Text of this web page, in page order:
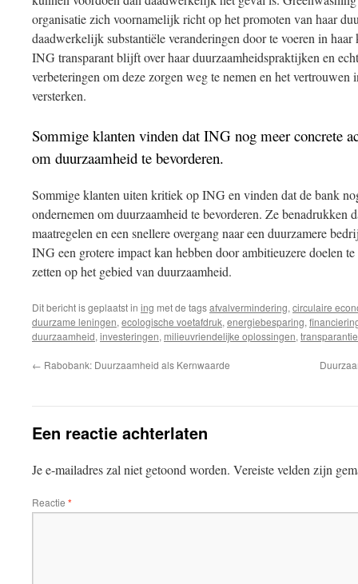
organisatie zich voornamelijk richt op het promoten van haar
daadwerkelijk substantiële veranderingen door te voeren in
ING transparant blijft over haar duurzaamheidspraktijken en
verbeteringen om deze zorgen weg te nemen en het vertrouwen
versterken.
Sommige klanten vinden dat ING nog meer concrete
om duurzaamheid te bevorderen.
Sommige klanten uiten kritiek op ING en vinden dat de bank
ondernemen om duurzaamheid te bevorderen. Ze benadrukken
maatregelen en een snellere overgang naar een duurzamere
ING een grotere impact kan hebben door ambitieuzere doelen
zetten op het gebied van duurzaamheid.
Dit bericht is geplaatst in ing met de tagsafvalvermindering, circulaire
duurzame leningen, ecologische voetafdruk, energiebesparing,
duurzaamheid, investeringen, milieuvriendelijke oplossingen, transparantie
← Rabobank: Duurzaamheid als Kernwaarde
Een reactie achterlaten
Je e-mailadres zal niet getoond worden. Vereiste velden zijn
Reactie *